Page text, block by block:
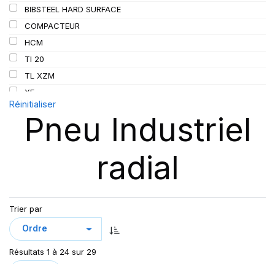
BIBSTEEL HARD SURFACE
COMPACTEUR
HCM
TI 20
TL XZM
XF
XMCL
XZM
XZM2+
Réinitialiser
Pneu Industriel
radial
Trier par
Résultats 1 à 24 sur 29